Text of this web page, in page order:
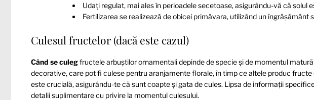
Udați regulat, mai ales în perioadele secetoase, asigurându-vă că solul
Fertilizarea se realizează de obicei primăvara, utilizând un
Culesul fructelor (dacă este cazul)
Când se culegfructele arbuștilor ornamentali depinde de specie și de momentul
decorative, care pot fi culese pentru aranjamente florale, în timp ce altele produc
este crucială, asigurându-te că sunt coapte și gata de cules. Lipsa de informații
detalii suplimentare cu privire la momentul culesului.